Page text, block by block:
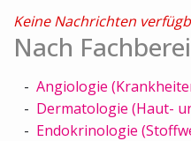
Keine Nachrichten
Nach
Angiologie
Dermatologie (Haut-
Endokrinologie